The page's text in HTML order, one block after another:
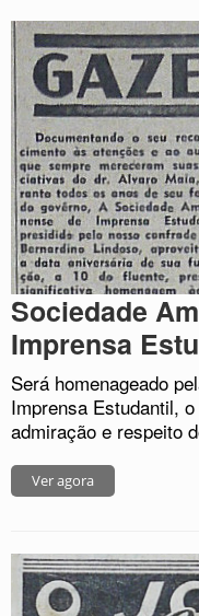
Sociedade
Imprensa
Será homenageado
Imprensa Estudantil,
admiração e respeito
Ver agora